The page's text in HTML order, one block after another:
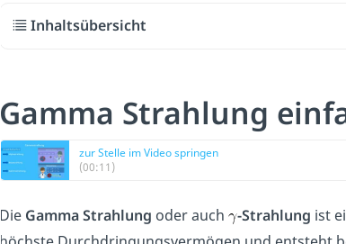
Inhaltsübersicht
Gamma Strahlung
zur Stelle im Video springen
(00:11)
Die Gamma Strahlung oder auch -Strahlung ist